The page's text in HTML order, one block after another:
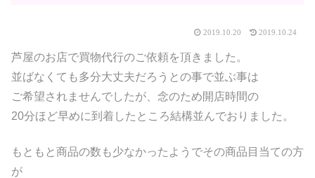
2019.10.20 2019.10.24
芦屋のお店で買物代行のご依頼を頂きました。
並ばなくても多分大丈夫だろうとの事で並ぶ事は
ご希望されませんでしたが、念のため開店時間の
20分ほど早めに到着したところ結構並んでおりました。
もともと商品の数も少なかったようでその商品目当ての方
が